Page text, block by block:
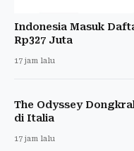
Indonesia Masuk
Rp327 Juta
17 jam lalu
The Odyssey
di Italia
17 jam lalu